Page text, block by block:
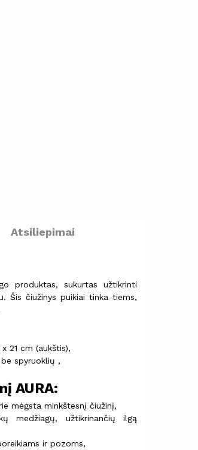
Atsiliepimai
produktas, sukurtas užtikrinti
Šis čiužinys puikiai tinka tiems,
21 cm (aukštis),
spyruoklių ,
AURA:
mėgsta minkštesnį čiužinį,
medžiagų, užtikrinančių ilgą
ir pozoms,